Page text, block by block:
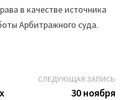
в качестве источника
Арбитражного суда.
СЛЕДУЮЩАЯ ЗАПИСЬ
30 ноября